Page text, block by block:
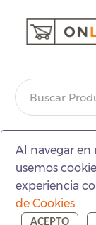
Al navegar en
usemos
experiencia
de Cookies.
ACEPTO